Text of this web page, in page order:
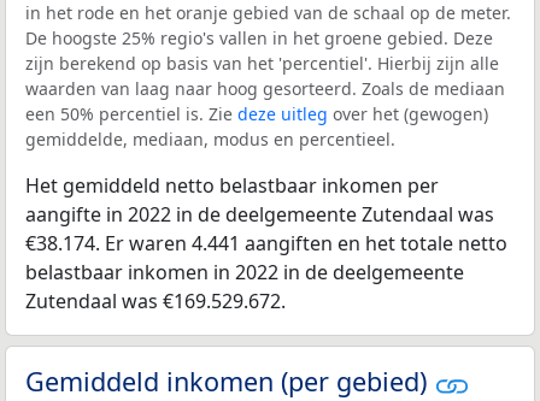
in het rode en het oranje gebied van de schaal op de meter.
De hoogste 25% regio's vallen in het groene gebied. Deze
zijn berekend op basis van het 'percentiel'. Hierbij zijn alle
waarden van laag naar hoog gesorteerd. Zoals de mediaan
een 50% percentiel is. Zie deze uitleg over het (gewogen)
gemiddelde, mediaan, modus en percentieel.
Het gemiddeld netto belastbaar inkomen per
aangifte in 2022 in de deelgemeente Zutendaal was
€38.174. Er waren 4.441 aangiften en het totale netto
belastbaar inkomen in 2022 in de deelgemeente
Zutendaal was €169.529.672.
Gemiddeld inkomen (per gebied)